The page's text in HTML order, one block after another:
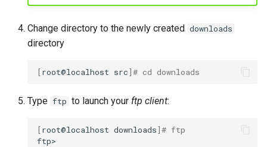
Change directory to the newly created downloads
directory
[root@localhost src]# cd downloads
Type ftp to launch your ftp client:
[root@localhost downloads]# ftp